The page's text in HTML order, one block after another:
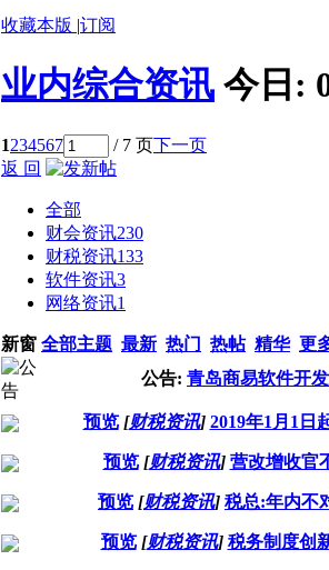
收藏本版 |订阅
业内综合资讯 今日:
1234567 / 7 页下一页
返 回
全部
财会资讯230
财税资讯133
软件资讯3
网络资讯1
新窗 全部主题 最新 热门 热帖 精华 更
公告: 青岛商易软件开
预览 [财税资讯] 2019年1月1日
预览 [财税资讯] 营改增收官
预览 [财税资讯] 税总:年内不
预览 [财税资讯] 税务制度创